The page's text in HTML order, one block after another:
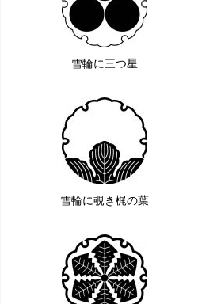
雪輪に三つ星
雪輪に覗き梶の葉